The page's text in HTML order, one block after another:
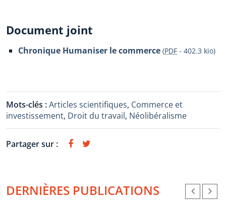
Document joint
Chronique Humaniser le commerce (PDF - 402.3 kio)
Mots-clés :Articles scientifiques, Commerce et
investissement, Droit du travail, Néolibéralisme
Partager sur :
DERNIÈRES PUBLICATIONS